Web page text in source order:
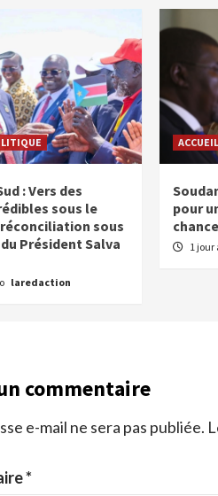
: Vers des
sous le
sous
Président Salva
laredaction
ACCUEIL
pour
1 jour
commentaire
e-mail ne sera pas publiée.
*